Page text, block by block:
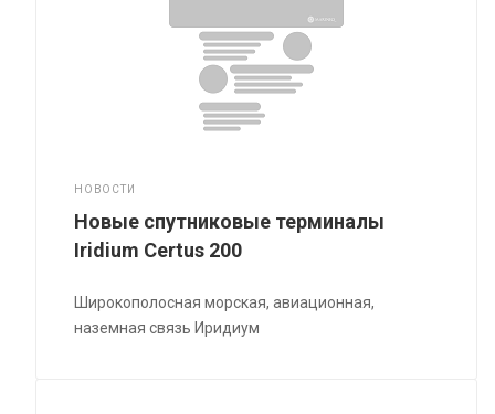
НОВОСТИ
Новые спутниковые терминалы
Iridium Certus 200
Широкополосная морская, авиационная,
наземная связь Иридиум